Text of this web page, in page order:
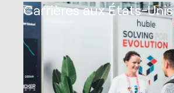
Carrières aux États-Unis